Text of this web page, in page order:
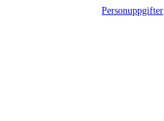
Personuppgifter